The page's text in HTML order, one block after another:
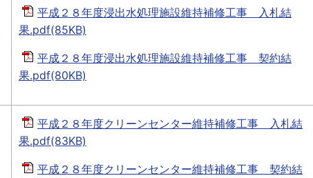
平成２８年度浸出水処理施設維持補修工事 入札結
果.pdf(85KB)
平成２８年度浸出水処理施設維持補修工事 契約結
果.pdf(80KB)
平成２８年度クリーンセンター維持補修工事 入札結
果.pdf(83KB)
平成２８年度クリーンセンター維持補修工事 契約結